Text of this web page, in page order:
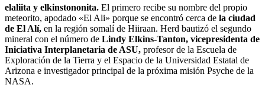
elaliita y elkinstononita. El primero recibe su nombre del propio
meteorito, apodado «El Ali» porque se encontró cerca de la ciudad
de El Alí, en la región somalí de Hiiraan. Herd bautizó el segundo
mineral con el número de Lindy Elkins-Tanton, vicepresidenta de
Iniciativa Interplanetaria de ASU, profesor de la Escuela de
Exploración de la Tierra y el Espacio de la Universidad Estatal de
Arizona e investigador principal de la próxima misión Psyche de la
NASA.